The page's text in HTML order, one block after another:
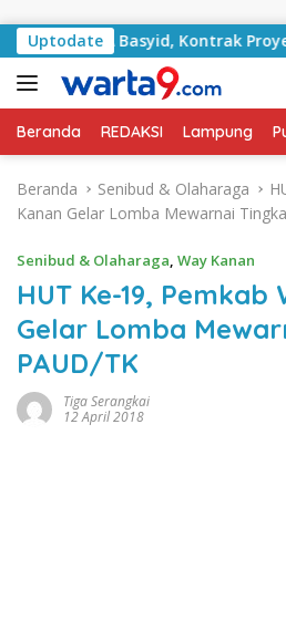
Uptodate
RA Basyid, Kontrak Proyek
Beranda REDAKSI Lampung
Beranda Senibud & Olaharaga
Kanan Gelar Lomba Mewarnai
Senibud & Olaharaga, Way Kanan
HUT Ke-19, Pemkab
Gelar Lomba
PAUD/TK
Tiga Serangkai
12 April 2018